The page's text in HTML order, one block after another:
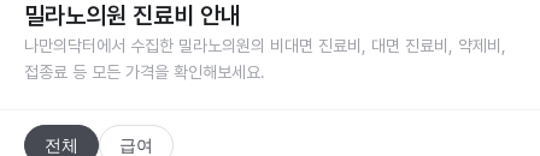
밀라노의원 진료비 안내
나만의닥터에서 수집한 밀라노의원의 비대면 진료비, 대면 진료비, 약제비,
접종료 등 모든 가격을 확인해보세요.
전체 급여